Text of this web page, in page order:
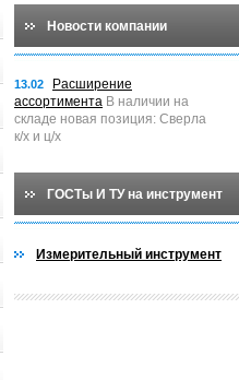
Новости компании
13.02
Расширение
ассортимента В наличии на
складе новая позиция: Сверла
к/х и ц/х
ГОСТы И ТУ на инструмент
Измерительный инструмент